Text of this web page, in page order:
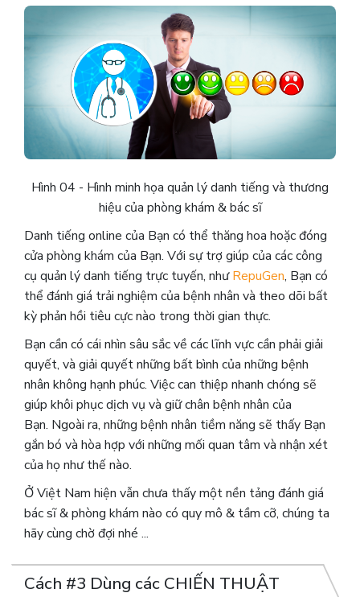
Hình 04 - Hình minh họa quản lý danh tiếng và thương
hiệu của phòng khám & bác sĩ
Danh tiếng online của Bạn có thể thăng hoa hoặc đóng
cửa phòng khám của Bạn. Với sự trợ giúp của các công
cụ quản lý danh tiếng trực tuyến, nhưRepuGen, Bạn có
thể đánh giá trải nghiệm của bệnh nhân và theo dõi bất
kỳ phản hồi tiêu cực nào trong thời gian thực.
Bạn cần có cái nhìn sâu sắc về các lĩnh vực cần phải giải
quyết, và giải quyết những bất bình của những bệnh
nhân không hạnh phúc. Việc can thiệp nhanh chóng sẽ
giúp khôi phục dịch vụ và giữ chân bệnh nhân của
Bạn. Ngoài ra, những bệnh nhân tiềm năng sẽ thấy Bạn
gắn bó và hòa hợp với những mối quan tâm và nhận xét
của họ như thế nào.
Ở Việt Nam hiện vẫn chưa thấy một nền tảng đánh giá
bác sĩ & phòng khám nào có quy mô & tầm cỡ, chúng ta
hãy cùng chờ đợi nhé ...
Cách #3 Dùng các CHIẾN THUẬT